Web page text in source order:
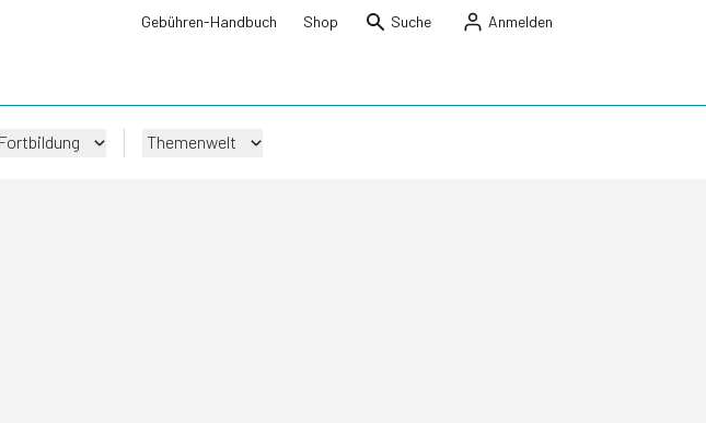
Gebühren-Handbuch Shop Suche Anmelden
Fortbildung Themenwelt